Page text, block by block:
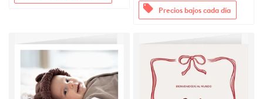
offers Precios bajos cada día